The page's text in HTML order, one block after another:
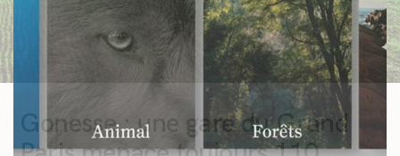
Gonesse : une gare du Grand